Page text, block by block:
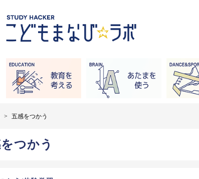
> 五感をつかう
つかう